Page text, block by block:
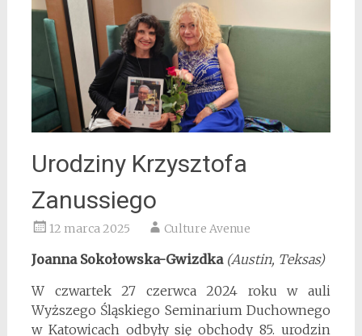
Urodziny Krzysztofa
Zanussiego
12 marca 2025 Culture Avenue
Joanna Sokołowska-Gwizdka (Austin, Teksas)
W czwartek 27 czerwca 2024 roku w auli
Wyższego Śląskiego Seminarium Duchownego
w Katowicach odbyły się obchody 85. urodzin